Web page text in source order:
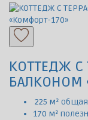
КОТТЕДЖ
БАЛКОНОМ
225 м²
170 м²